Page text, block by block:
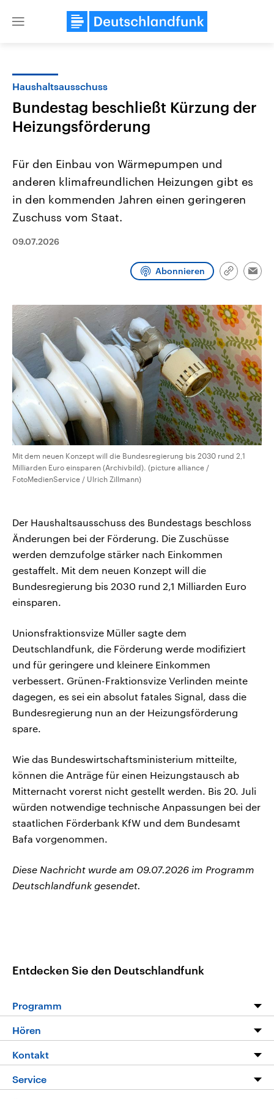
Close
Landtagswahl Sachsen-Anhalt
2026
Sachsen-Anhalt wählt am 6.
Bundesland von einer Koalition aus
und Hintergründe zu den Parteien
und Kandidaten der anstehenden
Wahl.
den mächtigsten Ländern
mit großem Einfluss auf
aktuelle Weltgeschehen.
Sendungen Programm Podcasts
Audio-Archiv
Haushaltsausschuss
Bundestag beschließt Kürzung der
Heizungsförderung
Für den Einbau von Wärmepumpen und
anderen klimafreundlichen Heizungen gibt es
in den kommenden Jahren einen geringeren
Zuschuss vom Staat.
09.07.2026
Abonnieren
Link
Mit dem neuen Konzept will die Bundesregierung bis ‌2030 rund ‌2,1
Milliarden Euro einsparen (Archivbild). (picture alliance /
FotoMedienService / Ulrich Zillmann)
Der Haushaltsausschuss des Bundestags beschloss
Änderungen bei der Förderung. Die Zuschüsse
werden demzufolge stärker nach Einkommen
gestaffelt. Mit dem neuen Konzept will die
Bundesregierung bis ‌2030 rund ‌2,1 Milliarden Euro
einsparen.
Unionsfraktionsvize Müller sagte dem
Deutschlandfunk, die Förderung werde modifiziert
und für geringere und kleinere Einkommen
verbessert. Grünen-Fraktionsvize Verlinden meinte
dagegen, es sei ein absolut fatales Signal, dass die
Bundesregierung nun an der Heizungsförderung
spare.
Wie das Bundeswirtschaftsministerium mitteilte,
können die Anträge für einen Heizungstausch ab
Mitternacht vorerst nicht gestellt werden. Bis 20. Juli
würden notwendige technische Anpassungen bei der
staatlichen Förderbank KfW und dem Bundesamt
Bafa vorgenommen.
Diese Nachricht wurde am 09.07.2026 im Programm
Deutschlandfunk gesendet.
Entdecken Sie den Deutschlandfunk
Programm
Programm
Die Nachrichten
Nachrichtenleicht
Hören
Livestream
Podcasts
Kontakt
Hörerservice
Service